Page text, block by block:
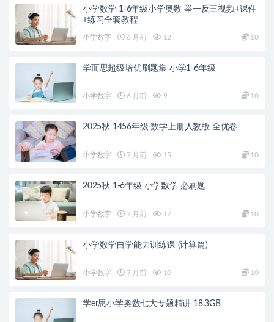
小学数学 1-6年级小学奥数 举一反三视频+课件
+练习全套教程
小学数字 6 月前 12 10
学而思超级培优刷题集 小学1-6年级
小学数字 6 月前 9 10
2025秋 1456年级 数学上册人教版 全优卷
小学数字 7 月前 15 10
2025秋 1-6年级 小学数学 必刷题
小学数字 7 月前 17 10
小学数学自学能力训练课 (计算篇)
小学数字 7 月前 10 10
学er思小学奥数七大专题精讲 18.3GB